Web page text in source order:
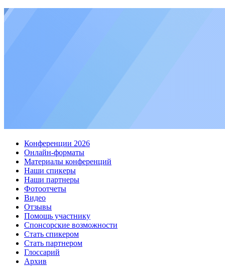
Конференции 2026
Онлайн-форматы
Материалы конференций
Наши спикеры
Наши партнеры
Фотоотчеты
Видео
Отзывы
Помощь участнику
Спонсорские возможности
Стать спикером
Стать партнером
Глоссарий
Архив